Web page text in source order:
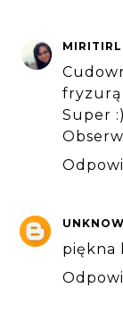
Super :)
piękna